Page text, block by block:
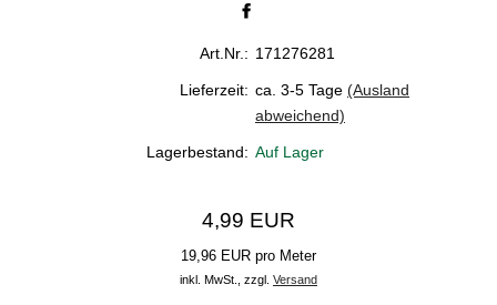
Art.Nr.: 171276281
Lieferzeit: ca. 3-5 Tage (Ausland
abweichend)
Lagerbestand: Auf Lager
4,99 EUR
19,96 EUR pro Meter
inkl. MwSt., zzgl. Versand